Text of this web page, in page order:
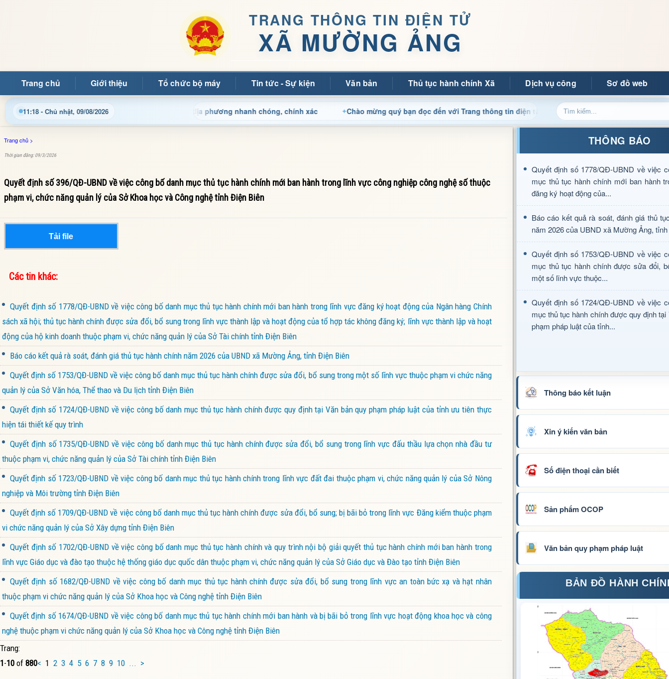
TRANG THÔNG TIN ĐIỆN TỬ
XÃ MƯỜNG ẢNG
Trang chủ Giới thiệu Tổ chức bộ máy Tin tức - Sự kiện Văn bản Thủ tục hành chính Xã Dịch vụ công Sơ đồ web
11:18 - Chủ nhật, 09/08/2026
tin điều hành, thủ tục hành chính và tin tức địa phương nhanh chóng, chính xác Chào mừng quý bạn đọc đến với Trang thông tin điện tử xã Mường Ảng Cập nhật thông tin
Trang chủ >
Thời gian đăng: 09/3/2026
Quyết định số 396/QĐ-UBND về việc công bố danh mục thủ tục hành chính mới ban hành trong lĩnh vực công nghiệp công nghệ số thuộc
phạm vi, chức năng quản lý của Sở Khoa học và Công nghệ tỉnh Điện Biên
Tải file
Các tin khác:
Quyết định số 1778/QĐ-UBND về việc công bố danh mục thủ tục hành chính mới ban hành trong lĩnh vực đăng ký hoạt động của Ngân hàng Chính
sách xã hội; thủ tục hành chính được sửa đổi, bổ sung trong lĩnh vực thành lập và hoạt động của tổ hợp tác không đăng ký; lĩnh vực thành lập và hoạt
động của hộ kinh doanh thuộc phạm vi, chức năng quản lý của Sở Tài chính tỉnh Điện Biên
Báo cáo kết quả rà soát, đánh giá thủ tục hành chính năm 2026 của UBND xã Mường Ảng, tỉnh Điện Biên
Quyết định số 1753/QĐ-UBND về việc công bố danh mục thủ tục hành chính được sửa đổi, bổ sung trong một số lĩnh vực thuộc phạm vi chức năng
quản lý của Sở Văn hóa, Thể thao và Du lịch tỉnh Điện Biên
Quyết định số 1724/QĐ-UBND về việc công bố danh mục thủ tục hành chính được quy định tại Văn bản quy phạm pháp luật của tỉnh ưu tiên thực
hiện tái thiết kế quy trình
Quyết định số 1735/QĐ-UBND về việc công bố danh mục thủ tục hành chính được sửa đổi, bổ sung trong lĩnh vực đấu thầu lựa chọn nhà đầu tư
thuộc phạm vi, chức năng quản lý của Sở Tài chính tỉnh Điện Biên
Quyết định số 1723/QĐ-UBND về việc công bố danh mục thủ tục hành chính trong lĩnh vực đất đai thuộc phạm vi, chức năng quản lý của Sở Nông
nghiệp và Môi trường tỉnh Điện Biên
Quyết định số 1709/QĐ-UBND về việc công bố danh mục thủ tục hành chính được sửa đổi, bổ sung; bị bãi bỏ trong lĩnh vực Đăng kiểm thuộc phạm
vi chức năng quản lý của Sở Xây dựng tỉnh Điện Biên
Quyết định số 1702/QĐ-UBND về việc công bố danh mục thủ tục hành chính và quy trình nội bộ giải quyết thủ tục hành chính mới ban hành trong
lĩnh vực Giáo dục và đào tạo thuộc hệ thống giáo dục quốc dân thuộc phạm vi, chức năng quản lý của Sở Giáo dục và Đào tạo tỉnh Điện Biên
Quyết định số 1682/QĐ-UBND về việc công bố danh mục thủ tục hành chính được sửa đổi, bổ sung trong lĩnh vực an toàn bức xạ và hạt nhân
thuộc phạm vi chức năng quản lý của Sở Khoa học và Công nghệ tỉnh Điện Biên
Quyết định số 1674/QĐ-UBND về việc công bố danh mục thủ tục hành chính mới ban hành và bị bãi bỏ trong lĩnh vực hoạt động khoa học và công
nghệ thuộc phạm vi chức năng quản lý của Sở Khoa học và Công nghệ tỉnh Điện Biên
Trang:
1-10 of 880< 1 2 3 4 5 6 7 8 9 10 ... >
THÔNG BÁO
Quyết định số 1778/QĐ-UBND về việc
mục thủ tục hành chính mới ban hành
đăng ký hoạt động của...
Báo cáo kết quả rà soát, đánh giá thủ
năm 2026 của UBND xã Mường Ảng,
Quyết định số 1753/QĐ-UBND về việc
mục thủ tục hành chính được sửa đổi,
một số lĩnh vực thuộc...
Quyết định số 1724/QĐ-UBND về việc
mục thủ tục hành chính được quy định tại
phạm pháp luật của tỉnh...
Thông báo kết luận
Xin ý kiến văn bản
Số điện thoại cần biết
Sản phẩm OCOP
Văn bản quy phạm pháp luật
BẢN ĐỒ HÀNH